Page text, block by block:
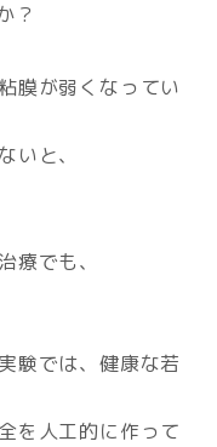
？
膜が弱くなってい
いと、
療でも、
験では、健康な若
を人工的に作って